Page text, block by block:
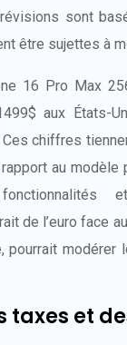
sont
être sujettes à
16 Pro Max
aux États-
chiffres
au
de l’euro face
pourrait modérer
taxes et